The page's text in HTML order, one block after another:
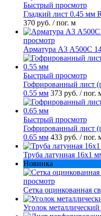
Быстрый просмотр
Гладкий лист 0.45 мм
370 руб. / пог. м
просмотр
Арматура А3 А500С
Быстрый просмотр
Гофрированный лист
0.55 мм 373 руб. / пог.
Быстрый просмотр
Гофрированный лист
0.65 мм 433 руб. / пог.
Труба латунная 16х1
Новинка
просмотр
Сетка оцинкованная
Уголок